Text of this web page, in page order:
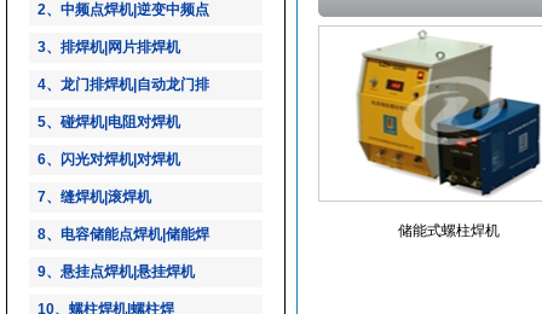
2、中频点焊机|逆变中频点
3、排焊机|网片排焊机
4、龙门排焊机|自动龙门排
5、碰焊机|电阻对焊机
6、闪光对焊机|对焊机
7、缝焊机|滚焊机
8、电容储能点焊机|储能焊
9、悬挂点焊机|悬挂焊机
10、螺柱焊机|螺柱焊
储能式螺柱焊机